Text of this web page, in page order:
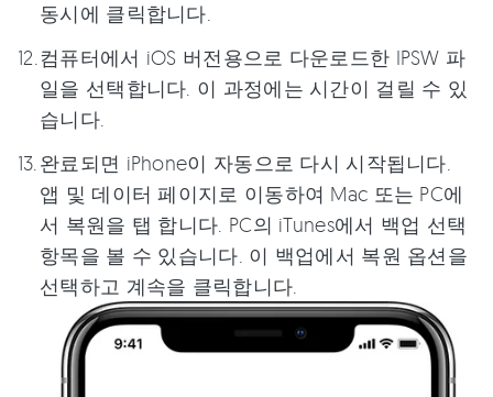
동시에 클릭합니다.
컴퓨터에서 iOS 버전용으로 다운로드한 IPSW 파
일을 선택합니다. 이 과정에는 시간이 걸릴 수 있
습니다.
완료되면 iPhone이 자동으로 다시 시작됩니다.
앱 및 데이터 페이지로 이동하여 Mac 또는 PC에
서 복원을 탭 합니다. PC의 iTunes에서 백업 선택
항목을 볼 수 있습니다. 이 백업에서 복원 옵션을
선택하고 계속을 클릭합니다.